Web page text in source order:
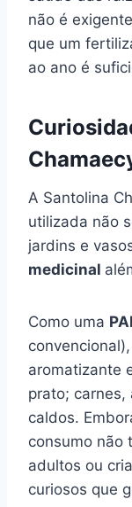
não é
que um
ao ano é
A Santolina
utilizada não
jardins e
medicinal
Como uma
aromatizante
prato; carnes,
caldos.
consumo não
adultos ou
curiosos que